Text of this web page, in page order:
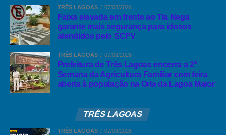
TRÊS LAGOAS 07/08/2026
Faixa elevada em frente ao Tia Nega
garante mais segurança para idosos
atendidos pelo SCFV
TRÊS LAGOAS 07/08/2026
Prefeitura de Três Lagoas encerra a 2ª
Semana da Agricultura Familiar com feira
aberta à população na Orla da Lagoa Maior
TRÊS LAGOAS
TRÊS LAGOAS 07/08/2026